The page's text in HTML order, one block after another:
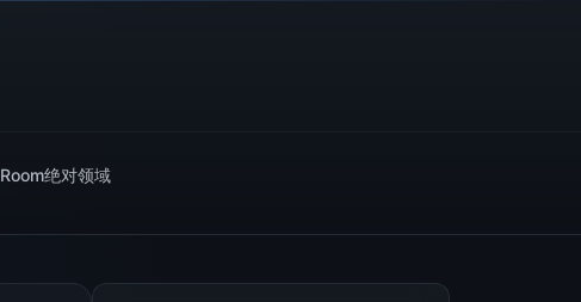
Room绝对领域